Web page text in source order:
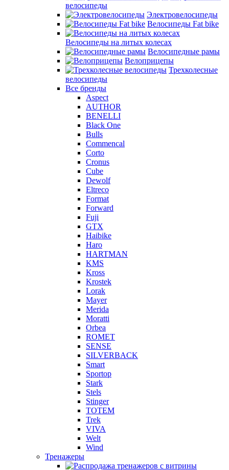
велосипеды
Электровелосипеды
Велосипеды Fat bike
Велосипеды на литых колесах
Велосипедные рамы
Велоприцепы
Трехколесные
велосипеды
Все бренды
Aspect
AUTHOR
BENELLI
Black One
Bulls
Commencal
Corto
Cronus
Cube
Dewolf
Eltreco
Format
Forward
Fuji
GTX
Haibike
Haro
HARTMAN
KMS
Kross
Krostek
Lorak
Mayer
Merida
Moratti
Orbea
ROMET
SENSE
SILVERBACK
Smart
Sportop
Stark
Stels
Stinger
TOTEM
Trek
VIVA
Welt
Wind
Тренажеры